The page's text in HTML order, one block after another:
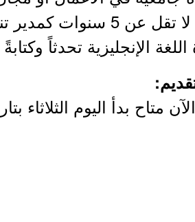
متاح بدأ اليوم الثلاثاء بتاريخ 2019/